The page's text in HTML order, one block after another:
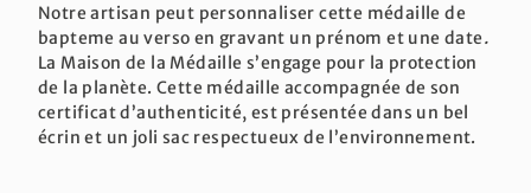
Notre artisan peut personnaliser cette médaille de
bapteme au verso en gravant un prénom et une date.
La Maison de la Médaille s’engage pour la protection
de la planète. Cette médaille accompagnée de son
certificat d’authenticité, est présentée dans un bel
écrin et un joli sac respectueux de l’environnement.